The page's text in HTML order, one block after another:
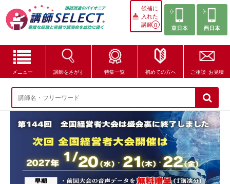
候補に
入れた
講師0
メニュー 講師をさがす 特集一覧 初めての方へ ご相談･お見積
講師をさがす
特集一覧
講師セレクトが選ばれる理由
ブログ・コラム